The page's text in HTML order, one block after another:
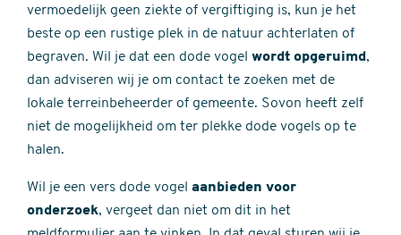
vermoedelijk geen ziekte of vergiftiging is, kun je het
beste op een rustige plek in de natuur achterlaten of
begraven. Wil je dat een dode vogel wordt opgeruimd ,
dan adviseren wij je om contact te zoeken met de
lokale terreinbeheerder of gemeente. Sovon heeft zelf
niet de mogelijkheid om ter plekke dode vogels op te
halen.
Wil je een vers dode vogel aanbieden voor
onderzoek, vergeet dan niet om dit in het